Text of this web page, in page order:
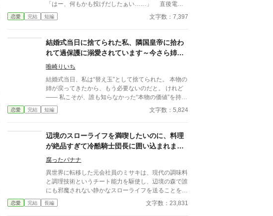
「はー、何もかも投げだしたぁい……」 直後電車
の座席部分が光輝き、気づけば見知らぬ異世界に聖女
として召喚されていた。 十六歳の王子と結婚？未
妃？三十年間一夫一妻の国で生きてきたので、それも
ちょっと……。 聖女の後ろ盾となる大義名分が欲
しい王家と、王家の一員になるのは荷が勝ちすぎるの
で遠慮したい茉莉。 そんな中、王弟陛下が名案と
言わんばかりに声をあげた。 「では、私の愛人はい
かがでしょう」
恋愛 完結 短編 文字数：7,397
結婚式当日に捨てられた私、隣国皇帝に拾わ
れて過保護に溺愛されています～今さら姉を
選んだ王子が後悔しても手遅れです～
唯崎りいち
結婚式当日、私は“替え玉”として捨てられた。 本物の
姉が戻ってきたから、もう必要ないのだと。 けれど
—— 私こそが、誰も知らなかった“本物の価値”を持っ
ていた。 世界でただ一人、すべてを癒す力。 そし
て、その価値を知るただ一人の人が、皇帝となって私
当に必要とされる場所へ辿り着く物語。
恋愛 完結 短編 文字数：5,824
辺境のスローライフを満喫したいのに、料理
が絶品すぎて冷酷騎士団長に囲い込まれまし
た
腐ったバナナ
異世界に転移した元会社員のミサキは、現代の調味料
と調理技術というチート能力を駆使し、辺境の森で誰
にも邪魔されない静かなスローライフを送ることを目
指していた。 しかし、彼女の作る絶品の料理の香り
は、辺境を守る冷酷な「鉄血」騎士団長ガイウスを引
恋愛 完結 長編 文字数：23,831